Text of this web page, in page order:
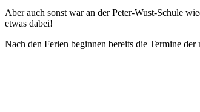
Aber auch sonst war an der Peter-Wust-Schule
etwas dabei!
Nach den Ferien beginnen bereits die Termine